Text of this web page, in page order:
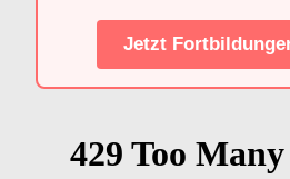
Jetzt